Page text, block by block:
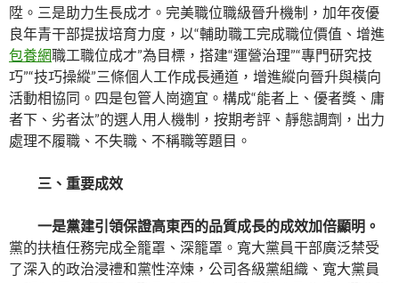
陞。三是助力生長成才。完美職位職級晉升機制，加年夜優
良年青干部提拔培育力度，以“輔助職工完成職位價值、增進
包養網職工職位成才”為目標，搭建“運營治理”“專門研究技
巧”“技巧操縱”三條個人工作成長通道，增進縱向晉升與橫向
活動相協同。四是包管人崗適宜。構成“能者上、優者獎、庸
者下、劣者汰”的選人用人機制，按期考評、靜態調劑，出力
處理不履職、不失職、不稱職等題目。
三、重要成效
一是黨建引領保證高東西的品質成長的成效加倍顯明。
黨的扶植任務完成全籠罩、深籠罩。寬大黨員干部廣泛禁受
了深入的政治浸禮和黨性淬煉，公司各級黨組織、寬大黨員